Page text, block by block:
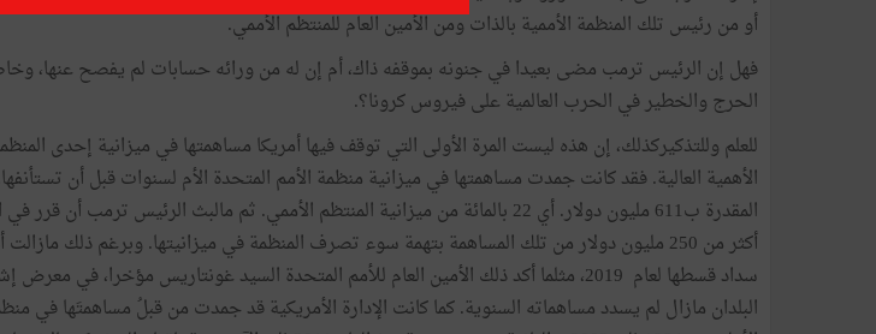
أو من رئيس تلك المنظمة الأممية بالذات ومن الأمين العام للمنتظم الأممي.
فهل إن الرئيس ترمب مضى بعيدا في جنونه بموقفه ذاك، أم إن له من ورائه حسابات لم يفصح عنها،
الحرج والخطير في الحرب العالمية على فيروس كرونا؟.
للعلم وللتذكيركذلك، إن هذه ليست المرة الأولى التي توقف فيها أمريكا مساهمتها في ميزانية إحدى
الأهمية العالية. فقد كانت جمدت مساهمتها في ميزانية منظمة الأمم المتحدة الأم لسنوات قبل أن
أكثر من 250 مليون دولار من تلك المساهمة بتهمة سوء تصرف المنظمة في ميزانيتها. وبرغم ذلك
سداد قسطها لعام 2019، مثلما أكد ذلك الأمين العام للأمم المتحدة السيد غونتاريس مؤخرا، في
البلدان مازال لم يسدد مساهماته السنوية. كما كانت الإدارة الأمريكية قد جمدت من قبلُ مساهمتَها في